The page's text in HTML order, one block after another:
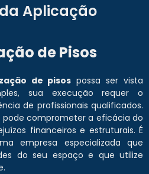
Aplicação
de Pisos
de pisos possa ser vista
sua execução requer o
de profissionais qualificados.
pode comprometer a eficácia do
financeiros e estruturais. É
empresa especializada que
do seu espaço e que utilize